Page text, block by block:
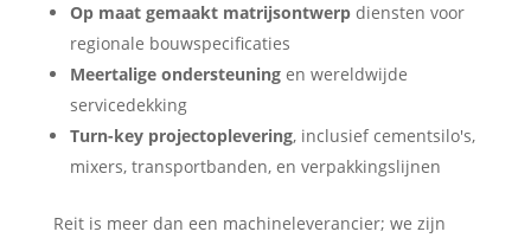
Op maat gemaakt matrijsontwerpdiensten voor
regionale bouwspecificaties
Meertalige ondersteuningen wereldwijde
servicedekking
Turn-key projectoplevering, inclusief cementsilo's,
mixers, transportbanden, en verpakkingslijnen
Reit is meer dan een machineleverancier; we zijn